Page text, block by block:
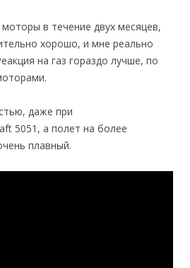
в течение двух месяцев,
хорошо, и мне реально
на газ гораздо лучше, по
даже при
5051, а полет на более
плавный.